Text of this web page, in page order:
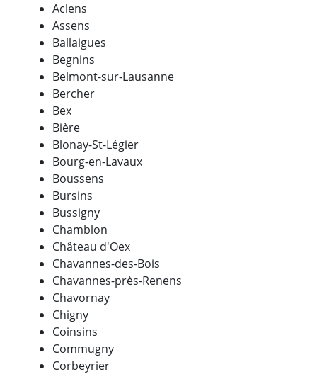
Aclens
Assens
Ballaigues
Begnins
Belmont-sur-Lausanne
Bercher
Bex
Bière
Blonay-St-Légier
Bourg-en-Lavaux
Boussens
Bursins
Bussigny
Chamblon
Château d'Oex
Chavannes-des-Bois
Chavannes-près-Renens
Chavornay
Chigny
Coinsins
Commugny
Corbeyrier